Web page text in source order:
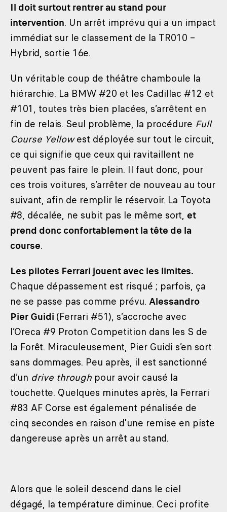
Il doit surtout rentrer au stand pour
intervention. Un arrêt imprévu qui a un impact
immédiat sur le classement de la TR010 –
Hybrid, sortie 16e.
Un véritable coup de théâtre chamboule la
hiérarchie. La BMW #20 et les Cadillac #12 et
#101, toutes très bien placées, s’arrêtent en
fin de relais. Seul problème, la procédure Full
Course Yellowest déployée sur tout le circuit,
ce qui signifie que ceux qui ravitaillent ne
peuvent pas faire le plein. Il faut donc, pour
ces trois voitures, s’arrêter de nouveau au tour
suivant, afin de remplir le réservoir. La Toyota
#8, décalée, ne subit pas le même sort, et
prend donc confortablement la tête de la
course.
Les pilotes Ferrari jouent avec les limites.
Chaque dépassement est risqué ; parfois, ça
ne se passe pas comme prévu. Alessandro
Pier Guidi (Ferrari #51), s’accroche avec
l’Oreca #9 Proton Competition dans les S de
la Forêt. Miraculeusement, Pier Guidi s’en sort
sans dommages. Peu après, il est sanctionné
d’un drive through pour avoir causé la
touchette. Quelques minutes après, la Ferrari
#83 AF Corse est également pénalisée de
cinq secondes en raison d'une remise en piste
dangereuse après un arrêt au stand.
Alors que le soleil descend dans le ciel
dégagé, la température diminue. Ceci profite